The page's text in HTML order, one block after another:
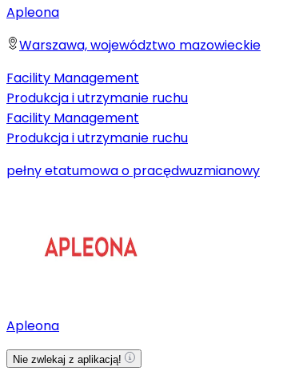
Apleona
Warszawa, województwo mazowieckie
Facility Management
Produkcja i utrzymanie ruchu
Facility Management
Produkcja i utrzymanie ruchu
pełny etatumowa o pracędwuzmianowy
Apleona
Nie zwlekaj z aplikacją!